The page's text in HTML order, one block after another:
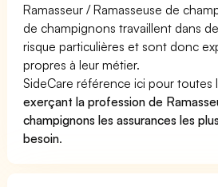
Ramasseur / Ramasseuse de
de champignons travaillent dans
risque particulières et sont donc
propres à leur métier.
SideCare référence ici pour toutes
exerçant la profession de
champignons les assurances les
besoin.